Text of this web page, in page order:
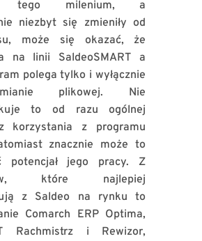
tego milenium, a
niezbyt się zmieniły od
może się okazać, że
na linii SaldeoSMART a
polega tylko i wyłącznie
plikowej. Nie
to od razu ogólnej
korzystania z programu
znacznie może to
potencjał jego pracy. Z
które najlepiej
z Saldeo na rynku to
Comarch ERP Optima,
Rachmistrz i Rewizor,